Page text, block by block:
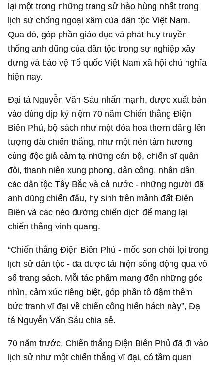
lại một trong những trang sử hào hùng nhất trong
lịch sử chống ngoại xâm của dân tộc Việt Nam.
Qua đó, góp phần giáo dục và phát huy truyền
thống anh dũng của dân tộc trong sự nghiệp xây
dựng và bảo vệ Tổ quốc Việt Nam xã hội chủ nghĩa
hiện nay.
Đại tá Nguyễn Văn Sáu nhấn mạnh, được xuất bản
vào đúng dịp kỷ niệm 70 năm Chiến thắng Điện
Biên Phủ, bộ sách như một đóa hoa thơm dâng lên
tượng đài chiến thắng, như một nén tâm hương
cùng độc giả cảm tạ những cán bộ, chiến sĩ quân
đội, thanh niên xung phong, dân công, nhân dân
các dân tộc Tây Bắc và cả nước - những người đã
anh dũng chiến đấu, hy sinh trên mảnh đất Điện
Biên và các nẻo đường chiến dịch để mang lại
chiến thắng vinh quang.
“Chiến thắng Điện Biên Phủ - mốc son chói lọi trong
lịch sử dân tộc - đã được tái hiện sống động qua vô
số trang sách. Mỗi tác phẩm mang đến những góc
nhìn, cảm xúc riêng biệt, góp phần tô đậm thêm
bức tranh vĩ đại về chiến công hiển hách này”, Đại
tá Nguyễn Văn Sáu chia sẻ.
70 năm trước, Chiến thắng Điện Biên Phủ đã đi vào
lịch sử như một chiến thắng vĩ đại, có tầm quan